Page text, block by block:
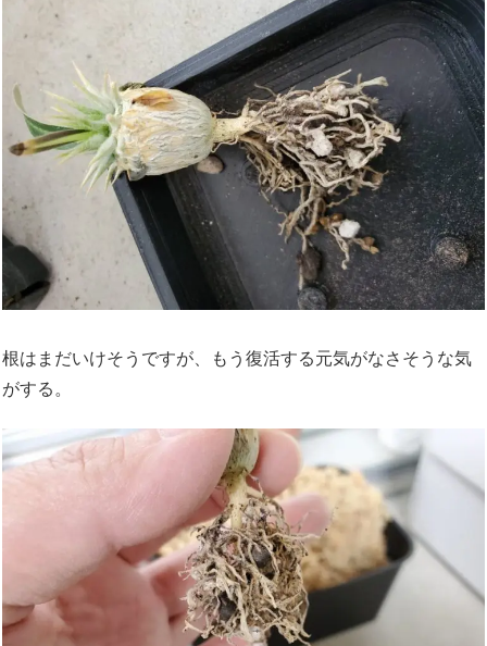
根はまだいけそうですが、もう復活する元気がなさそうな気
がする。